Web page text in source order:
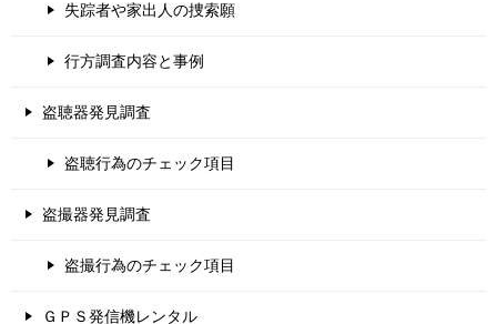
失踪者や家出人の捜索願
行方調査内容と事例
盗聴器発見調査
盗聴行為のチェック項目
盗撮器発見調査
盗撮行為のチェック項目
ＧＰＳ発信機レンタル